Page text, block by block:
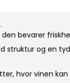
.
bevarer
struktur og en
hvor vinen